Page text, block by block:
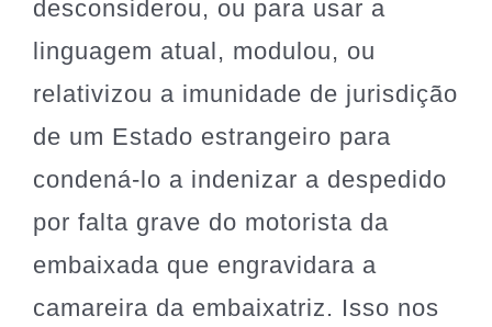
desconsiderou, ou para usar a
linguagem atual, modulou, ou
relativizou a imunidade de jurisdição
de um Estado estrangeiro para
condená-lo a indenizar a despedido
por falta grave do motorista da
embaixada que engravidara a
camareira da embaixatriz. Isso nos